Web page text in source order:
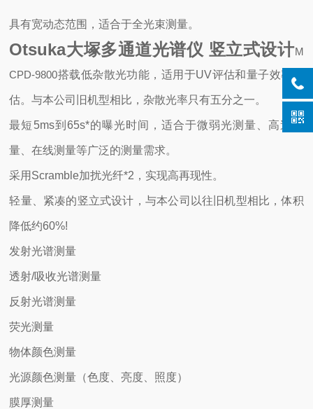
具有宽动态范围，适合于全光束测量。
Otsuka大塚多通道光谱仪 竖立式设计M
CPD-9800搭载低杂散光功能，适用于UV评估和量子效率评
估。与本公司旧机型相比，杂散光率只有五分之一。
最短5ms到65s*的曝光时间，适合于微弱光测量、高速测
量、在线测量等广泛的测量需求。
采用Scramble加扰光纤*2，实现高再现性。
轻量、紧凑的竖立式设计，与本公司以往旧机型相比，体积
降低约60%!
发射光谱测量
透射/吸收光谱测量
反射光谱测量
荧光测量
物体颜色测量
光源颜色测量（色度、亮度、照度）
膜厚测量